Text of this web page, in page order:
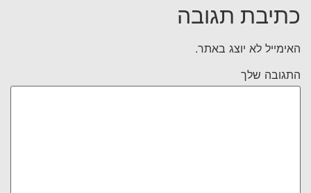
כתיבת תגובה
האימייל לא יוצג באתר.
התגובה שלך